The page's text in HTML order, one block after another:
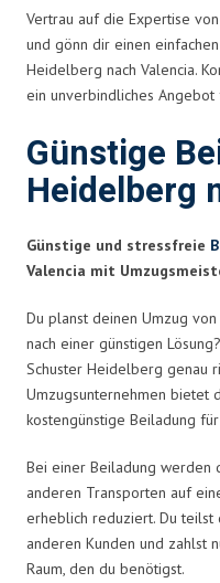
Vertrau auf die Expertise
und gönn dir einen
Heidelberg nach Valencia.
ein unverbindliches Angebot
Günstige
Heidelberg
Günstige und stressfreie
Valencia mit
Du planst deinen Umzug
nach einer günstigen
Schuster Heidelberg genau
Umzugsunternehmen bietet
kostengünstige Beiladung
Bei einer Beiladung werden
anderen Transporten auf
erheblich reduziert. Du
anderen Kunden und zahlst
Raum, den du benötigst.